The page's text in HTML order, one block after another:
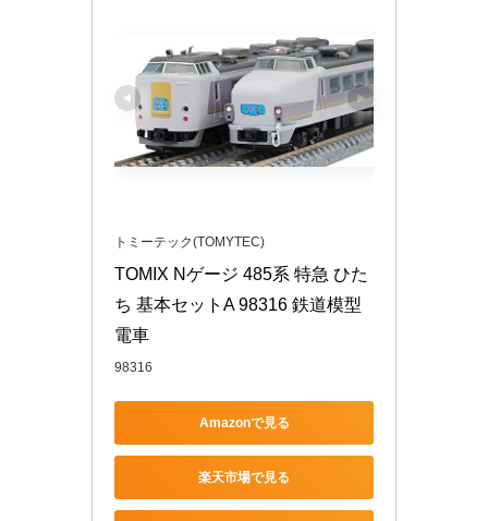
トミーテック(TOMYTEC)
TOMIX Nゲージ 485系 特急 ひた
ち 基本セットA 98316 鉄道模型
電車
98316
Amazonで見る
楽天市場で見る